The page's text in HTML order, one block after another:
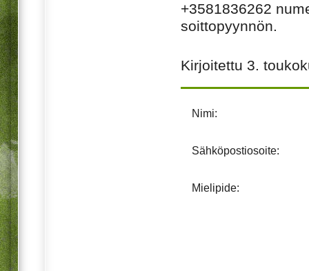
+3581836262
soittopyynnön.
Kirjoitettu 3.
Nimi:
Sähköpostiosoite:
Mielipide: